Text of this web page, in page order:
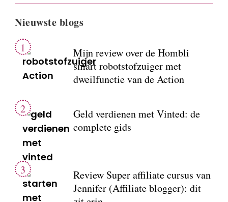
Nieuwste blogs
Mijn review over de Hombli
smart robotstofzuiger met
dweilfunctie van de Action
Geld verdienen met Vinted: de
complete gids
Review Super affiliate cursus van
Jennifer (Affiliate blogger): dit